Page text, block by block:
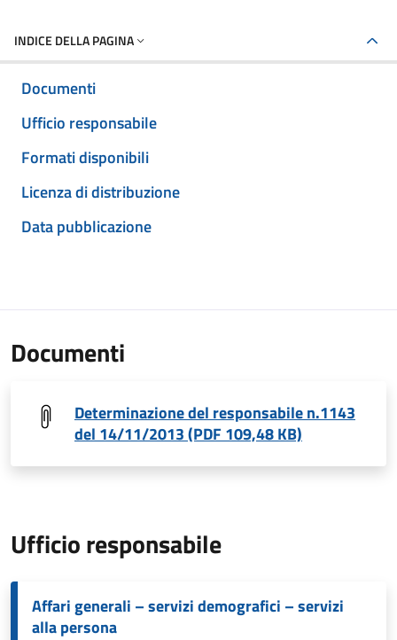
INDICE DELLA PAGINA
Documenti
Ufficio responsabile
Formati disponibili
Licenza di distribuzione
Data pubblicazione
Documenti
Determinazione del responsabile n.1143
del 14/11/2013 (PDF 109,48 KB)
Ufficio responsabile
Affari generali – servizi demografici – servizi
alla persona